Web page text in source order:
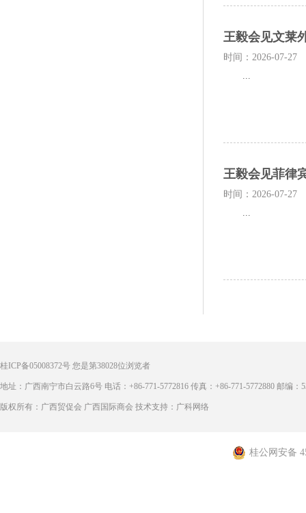
王毅会见文莱
时间：2026-07-27
...
王毅会见菲律
时间：2026-07-27
...
桂ICP备05008372号 您是第38028位浏览者
地址：广西南宁市白云路6号 电话：+86-771-5772816 传真：+86-771-5772880 邮编：
版权所有：广西贸促会 广西国际商会 技术支持：广科网络
桂公网安备